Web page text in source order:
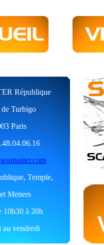
République
de Turbigo
Paris
Temple,
Metiers
10h30 à 20h
au vendredi